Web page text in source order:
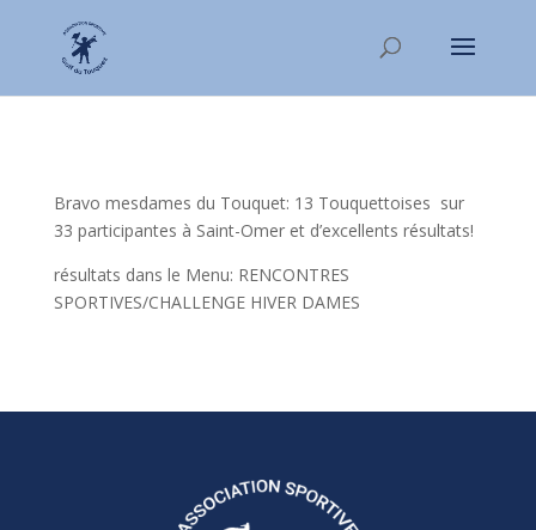
Bravo mesdames du Touquet: 13 Touquettoises sur
33 participantes à Saint-Omer et d’excellents résultats!
résultats dans le Menu: RENCONTRES
SPORTIVES/CHALLENGE HIVER DAMES